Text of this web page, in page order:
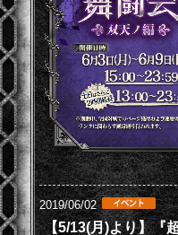
2019/06/02
【5/13(月)より】『